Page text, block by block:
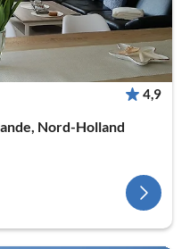
4,9
Nord-Holland